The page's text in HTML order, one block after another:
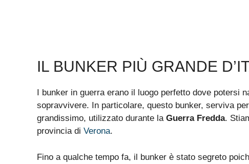
IL BUNKER PIÙ GRANDE
I bunker in guerra erano il luogo perfetto dove potersi
sopravvivere. In particolare, questo bunker, serviva
grandissimo, utilizzato durante la Guerra Fredda.
provincia di Verona.
Fino a qualche tempo fa, il bunker è stato segreto